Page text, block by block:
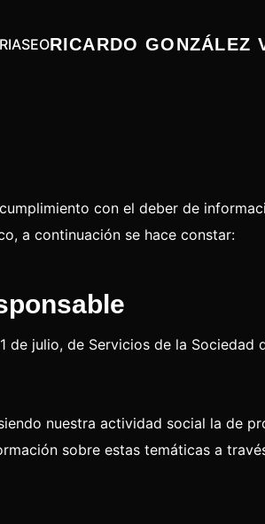
SEORICARDO GONZÁLEZ
con el deber de
a continuación se hace constar:
julio, de Servicios de la
nuestra actividad social la de
sobre estas temáticas a